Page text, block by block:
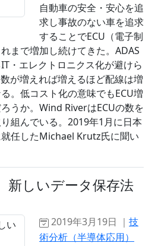
自動車の安全・安心を追
求し事故のない車を追求
することでECU（電子制
まで増加し続けてきた。ADAS
・エレクトロニクス化が避けら
が増えれば増えるほど配線は増
。低コスト化の意味でもECU増
うか。Wind RiverはECUの数を
組んでいる。2019年1月に日本
任したMichael Krutz氏に聞い
新しいデータ保存法
2019年3月19日 ｜ 技
術分析（半導体応用）